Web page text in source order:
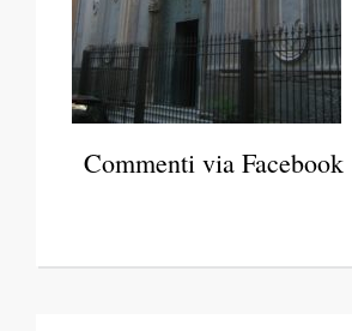
Commenti via Facebook